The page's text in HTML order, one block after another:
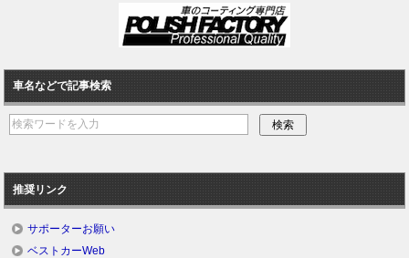
車名などで記事検索
推奨リンク
サポーターお願い
ベストカーWeb